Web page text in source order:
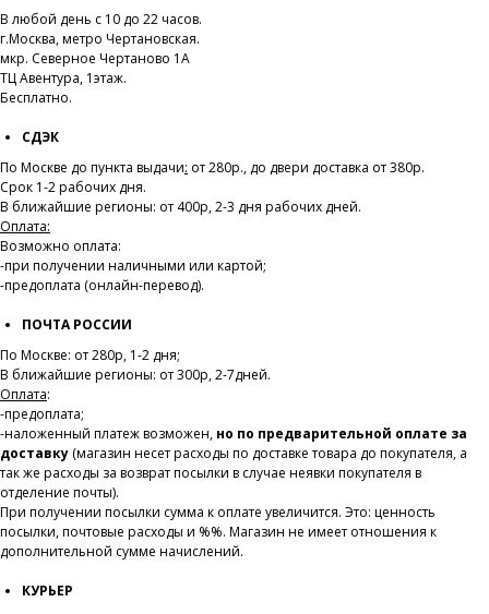
В любой день с 10 до 22 часов.
г.Москва, метро Чертановская.
мкр. Северное Чертаново 1А
ТЦ Авентура, 1этаж.
Бесплатно.
СДЭК
По Москве до пункта выдачи: от 280р., до двери доставка от 380р.
Срок 1-2 рабочих дня.
В ближайшие регионы: от 400р, 2-3 дня рабочих дней.
Оплата:
Возможно оплата:
-при получении наличными или картой;
-предоплата (онлайн-перевод).
ПОЧТА РОССИИ
По Москве: от 280р, 1-2 дня;
В ближайшие регионы: от 300р, 2-7дней.
Оплата:
-предоплата;
-наложенный платеж возможен, но по предварительной оплате за
доставку (магазин несет расходы по доставке товара до покупателя, а
так же расходы за возврат посылки в случае неявки покупателя в
отделение почты).
При получении посылки сумма к оплате увеличится. Это: ценность
посылки, почтовые расходы и %%. Магазин не имеет отношения к
дополнительной сумме начислений.
КУРЬЕР